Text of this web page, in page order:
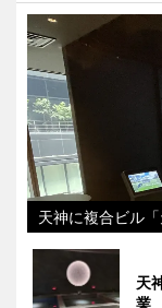
天神に複合ビル
天
業